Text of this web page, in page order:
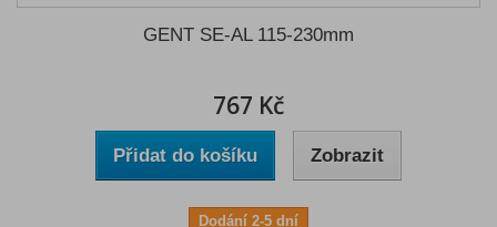
GENT SE-AL 115-230mm
767 Kč
Přidat do košíku Zobrazit
Dodání 2-5 dní